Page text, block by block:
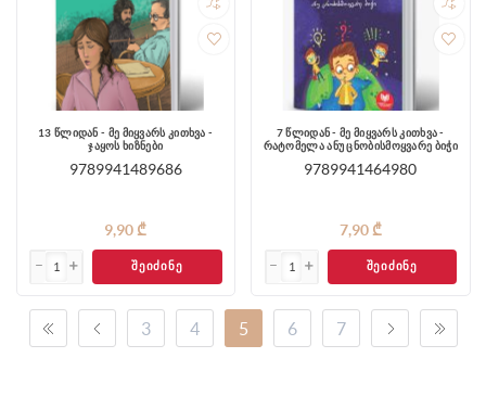
13 წლიდან - მე მიყვარს კითხვა -
ჯაყოს ხიზნები
9789941489686
9,90 ₾
ᲨᲔᲘᲫᲘᲜᲔ
7 წლიდან - მე მიყვარს კითხვა -
რატომელა ანუ ცნობისმოყვარე ბიჭი
9789941464980
7,90 ₾
ᲨᲔᲘᲫᲘᲜᲔ
3 4 5 6 7